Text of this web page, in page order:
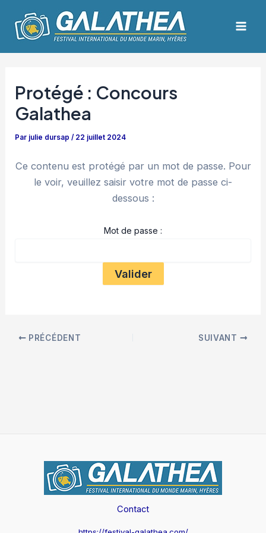
contenu
Protégé : Concours
Galathea
Par julie dursap/ 22 juillet 2024
Ce contenu est protégé par un mot de passe. Pour
le voir, veuillez saisir votre mot de passe ci-
dessous :
Mot de passe :
des
articles
PRÉCÉDENT SUIVANT
Contact